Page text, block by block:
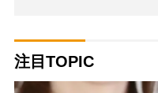
注目TOPIC